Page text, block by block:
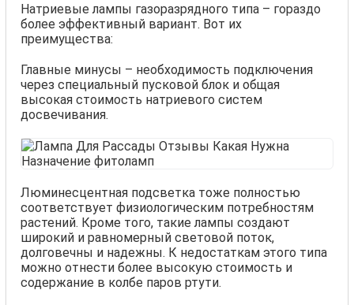
Натриевые лампы газоразрядного типа – гораздо
более эффективный вариант. Вот их
преимущества:
Главные минусы – необходимость подключения
через специальный пусковой блок и общая
высокая стоимость натриевого систем
досвечивания.
Люминесцентная подсветка тоже полностью
соответствует физиологическим потребностям
растений. Кроме того, такие лампы создают
широкий и равномерный световой поток,
долговечны и надежны. К недостаткам этого типа
можно отнести более высокую стоимость и
содержание в колбе паров ртути.